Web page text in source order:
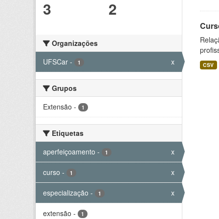
3 2
Organizações
UFSCar - 1 x
Grupos
Extensão - 1
Etiquetas
aperfeiçoamento - 1 x
curso - 1 x
especialização - 1 x
extensão - 1
CSV